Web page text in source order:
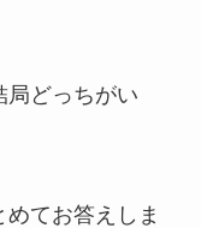
局どっちがい
てお答えしま